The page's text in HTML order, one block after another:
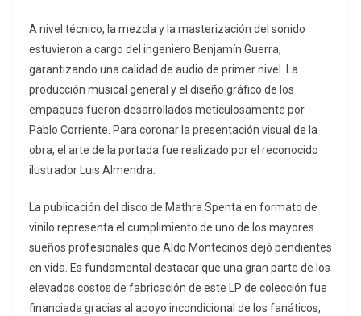
A nivel técnico, la mezcla y la masterización del sonido
estuvieron a cargo del ingeniero Benjamín Guerra,
garantizando una calidad de audio de primer nivel. La
producción musical general y el diseño gráfico de los
empaques fueron desarrollados meticulosamente por
Pablo Corriente. Para coronar la presentación visual de la
obra, el arte de la portada fue realizado por el reconocido
ilustrador Luis Almendra.
La publicación del disco de Mathra Spenta en formato de
vinilo representa el cumplimiento de uno de los mayores
sueños profesionales que Aldo Montecinos dejó pendientes
en vida. Es fundamental destacar que una gran parte de los
elevados costos de fabricación de este LP de colección fue
financiada gracias al apoyo incondicional de los fanáticos,